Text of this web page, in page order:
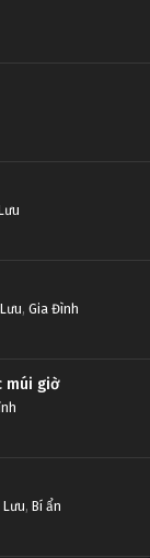
, Gia Đình
múi giờ
, Bí ẩn